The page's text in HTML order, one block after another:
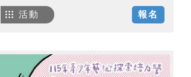
報名
活動